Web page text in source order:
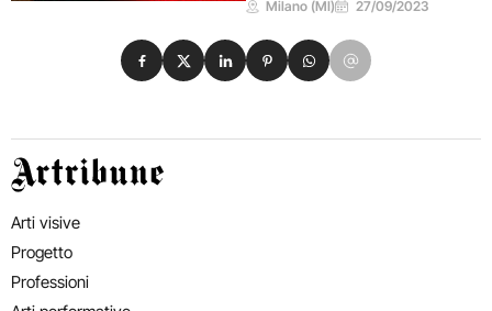
Milano (MI) 27/09/2023
Condividi su Facebook
Condividi su X
Condividi su LinkedIn
Condividi su Pinterest
Condividi su WhatsApp
Condividi su Email
Artribune
Arti visive
Progetto
Professioni